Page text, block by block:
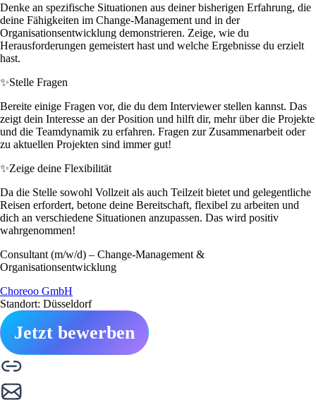
Denke an spezifische Situationen aus deiner bisherigen Erfahrung, die
deine Fähigkeiten im Change-Management und in der
Organisationsentwicklung demonstrieren. Zeige, wie du
Herausforderungen gemeistert hast und welche Ergebnisse du erzielt
hast.
✨Stelle Fragen
Bereite einige Fragen vor, die du dem Interviewer stellen kannst. Das
zeigt dein Interesse an der Position und hilft dir, mehr über die Projekte
und die Teamdynamik zu erfahren. Fragen zur Zusammenarbeit oder
zu aktuellen Projekten sind immer gut!
✨Zeige deine Flexibilität
Da die Stelle sowohl Vollzeit als auch Teilzeit bietet und gelegentliche
Reisen erfordert, betone deine Bereitschaft, flexibel zu arbeiten und
dich an verschiedene Situationen anzupassen. Das wird positiv
wahrgenommen!
Consultant (m/w/d) – Change-Management &
Organisationsentwicklung
Choreoo GmbH
Standort: Düsseldorf
Jetzt bewerben